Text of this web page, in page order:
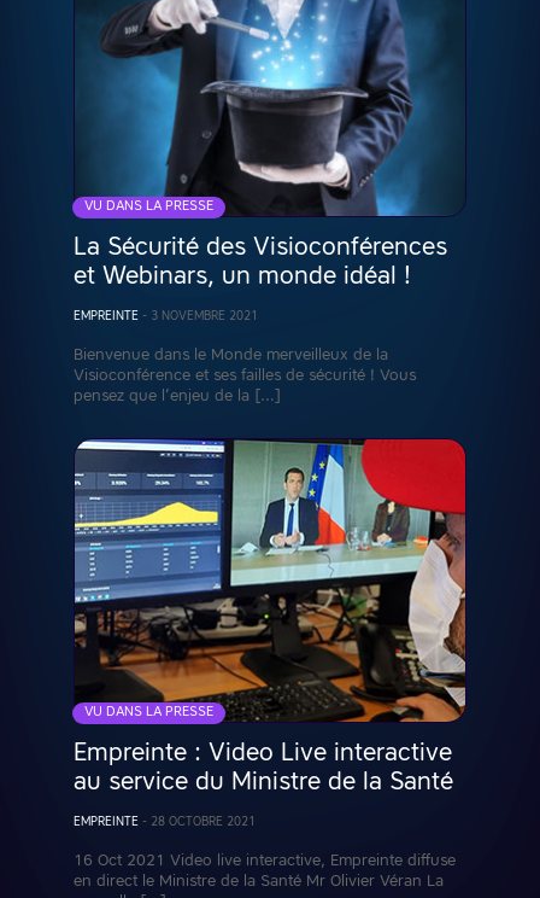
VU DANS LA PRESSE
La Sécurité des Visioconférences
et Webinars, un monde idéal !
EMPREINTE- 3 NOVEMBRE 2021
Bienvenue dans le Monde merveilleux de la
Visioconférence et ses failles de sécurité ! Vous
pensez que l’enjeu de la […]
VU DANS LA PRESSE
Empreinte : Video Live interactive
au service du Ministre de la Santé
EMPREINTE - 28 OCTOBRE 2021
16 Oct 2021 Video live interactive, Empreinte diffuse
en direct le Ministre de la Santé Mr Olivier Véran La